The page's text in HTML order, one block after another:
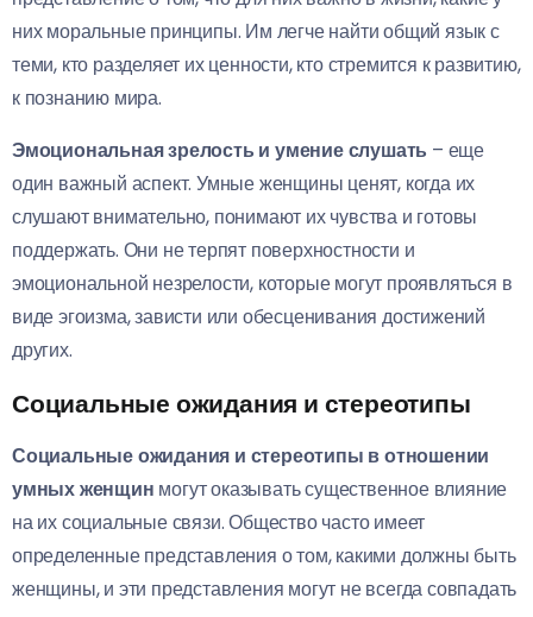
них моральные принципы. Им легче найти общий язык с
теми, кто разделяет их ценности, кто стремится к развитию,
к познанию мира.
Эмоциональная зрелость и умение слушать – еще
один важный аспект. Умные женщины ценят, когда их
слушают внимательно, понимают их чувства и готовы
поддержать. Они не терпят поверхностности и
эмоциональной незрелости, которые могут проявляться в
виде эгоизма, зависти или обесценивания достижений
других.
Социальные ожидания и стереотипы
Социальные ожидания и стереотипы в отношении
умных женщин могут оказывать существенное влияние
на их социальные связи. Общество часто имеет
определенные представления о том, какими должны быть
женщины, и эти представления могут не всегда совпадать